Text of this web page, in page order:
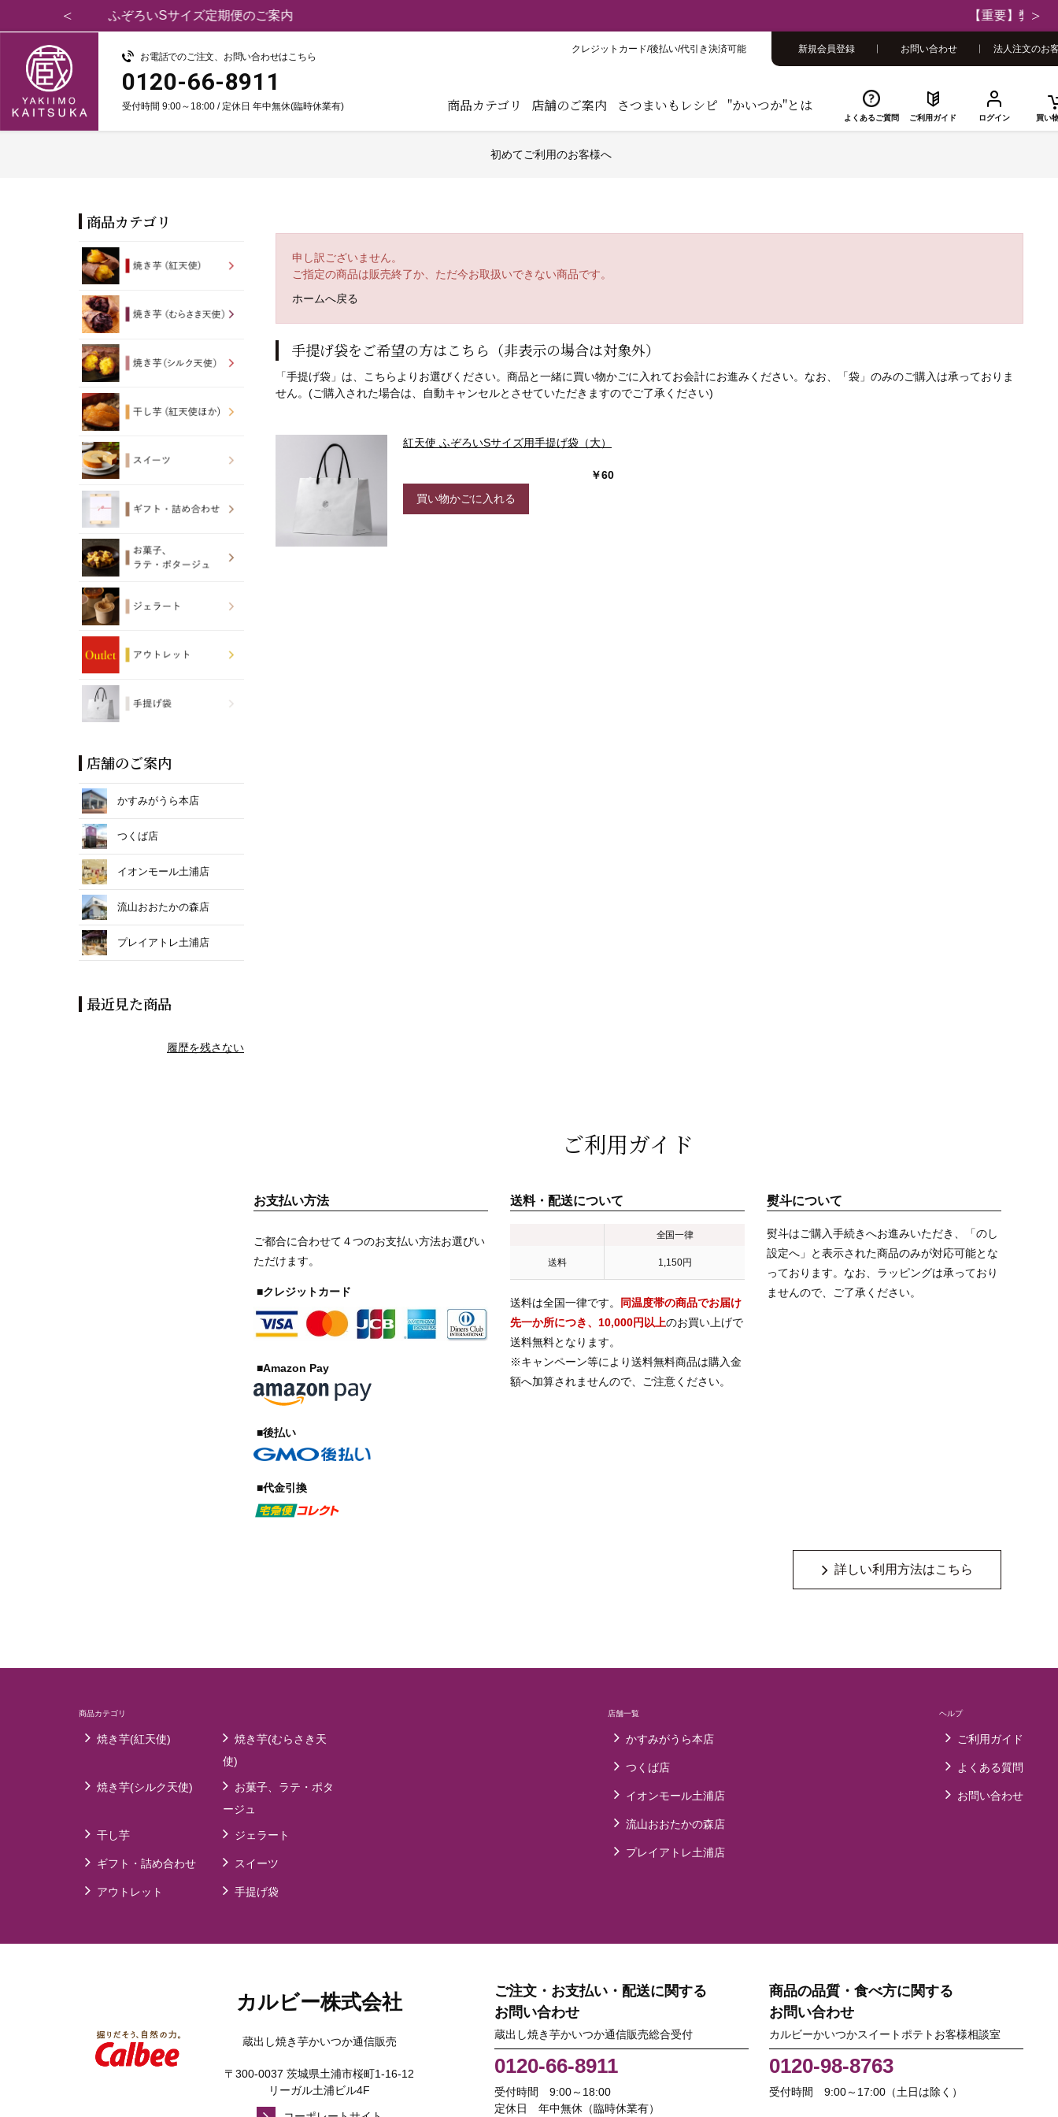
お電話でのご注文、お問い合わせはこちら
0120-66-8911
受付時間 9:00～18:00 / 定休日 年中無休(臨時休業有) 商品カテゴリ 店舗のご案内 さつまいもレシピ "かいつか"とは
よくあるご質問 ご利用ガイド ログイン 買い
クレジットカード/後払い/代引き決済可能 新規会員登録 お問い合わせ 法人注文のお
初めてご利用のお客様へ
商品カテゴリ
店舗のご案内
かすみがうら本店
つくば店
イオンモール土浦店
流山おおたかの森店
プレイアトレ土浦店
最近見た商品
履歴を残さない
申し訳ございません。
ご指定の商品は販売終了か、ただ今お取扱いできない商品です。
ホームへ戻る
手提げ袋をご希望の方はこちら（非表示の場合は対象外）
「手提げ袋」 は、こちらよりお選びください。 商品と一緒に買い物かごに入れてお会計にお進みください。なお、「袋」 のみのご購入は承っておりま
せん。(ご購入された場合は、自動キャンセルとさせていただきますのでご了承ください)
紅天使 ふぞろいSサイズ用手提げ袋（大）
￥60
買い物かごに入れる
ご利用ガイド
お支払い方法
ご都合に合わせて４つのお支払い方法お選びい
ただけます。
■クレジットカード
■Amazon Pay
■後払い
■代金引換
送料・配送について
全国一律
送料 1,150円
送料は全国一律です。
同温度帯の商品でお届け
先一か所につき、10,000円以上のお買い上げで
送料無料となります。
※キャンペーン等により送料無料商品は購入金
額へ加算されませんので、ご注意ください。
熨斗について
熨斗はご購入手続きへお進みいただき、「のし
設定へ」と表示された商品のみが対応可能とな
っております。なお、ラッピングは承っており
ませんので、ご了承ください。
詳しい利用方法はこちら
商品カテゴリ
焼き芋(紅天使)
焼き芋(むらさき天
使)
焼き芋(シルク天使)
お菓子、ラテ・ポタ
ージュ
干し芋 ジェラート
ギフト・詰め合わせ スイーツ
アウトレット 手提げ袋
店舗一覧
かすみがうら本店
つくば店
イオンモール土浦店
流山おおたかの森店
プレイアトレ土浦店
ヘルプ
ご利用ガイド
よくある質問
お問い合わせ
カルビー株式会社
蔵出し焼き芋かいつか通信販売
〒300-0037 茨城県土浦市桜町1-16-12
リーガル土浦ビル4F
ご注文・お支払い・配送に関する
お問い合わせ
蔵出し焼き芋かいつか通信販売総合受付
0120-66-8911
受付時間 9:00～18:00
定休日 年中無休（臨時休業有）
商品の品質・食べ方に関する
お問い合わせ
カルビーかいつかスイートポテトお客様相談室
0120-98-8763
受付時間 9:00～17:00（土日は除く）